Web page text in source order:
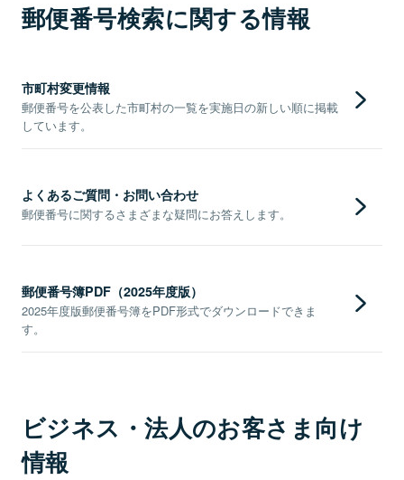
郵便番号検索に関する情報
市町村変更情報
郵便番号を公表した市町村の一覧を実施日の新しい順に掲載
しています。
よくあるご質問・お問い合わせ
郵便番号に関するさまざまな疑問にお答えします。
郵便番号簿PDF（2025年度版）
2025年度版郵便番号簿をPDF形式でダウンロードできま
す。
ビジネス・法人のお客さま向け
情報